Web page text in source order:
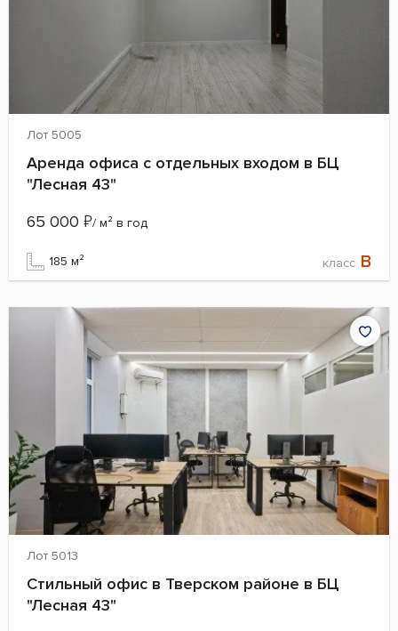
Лот 5005
Аренда офиса с отдельных входом в БЦ
"Лесная 43"
65 000 ₽/ м² в год
185 м² класс B
Лот 5013
Стильный офис в Тверском районе в БЦ
"Лесная 43"